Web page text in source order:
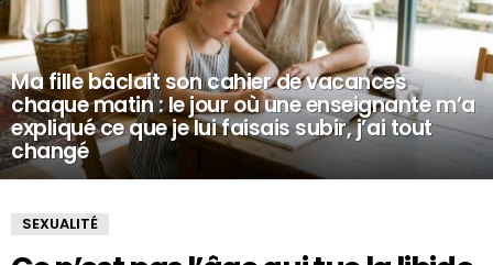
Ma fille bâclait son cahier de vacances
chaque matin : le jour où une enseignante m’a
expliqué ce que je lui faisais subir, j’ai tout
changé
SEXUALITÉ